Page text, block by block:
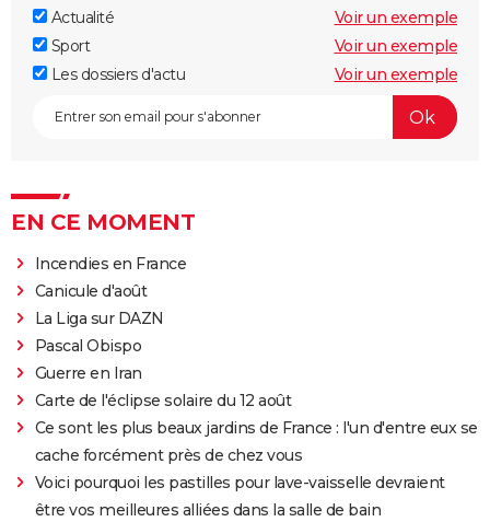
Actualité
Voir un exemple
Sport
Voir un exemple
Les dossiers d'actu
Voir un exemple
EN CE MOMENT
Incendies en France
Canicule d'août
La Liga sur DAZN
Pascal Obispo
Guerre en Iran
Carte de l'éclipse solaire du 12 août
Ce sont les plus beaux jardins de France : l'un d'entre eux se
cache forcément près de chez vous
Voici pourquoi les pastilles pour lave-vaisselle devraient
être vos meilleures alliées dans la salle de bain